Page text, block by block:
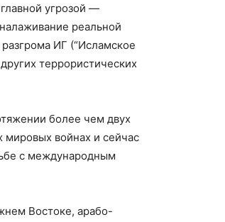
угрозой —
реальной
ИГ (“Исламское
террористических
более чем двух
войнах и сейчас
с международным
Востоке, арабо-